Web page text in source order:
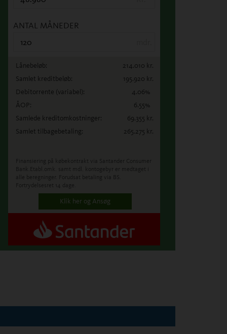
ANTAL MÅNEDER
Lånebeløb: 214.010 kr.
Samlet kreditbeløb:
195.920 kr.
Debitorrente (variabel): 4.06%
ÅOP:
6.55%
Samlede kreditomkostninger:
69.355 kr.
Samlet tilbagebetaling:
265.275 kr.
Finansiering på købekontrakt via Santander Consumer
Bank.
Etabl.omk. samt mdl. kontogebyr er medtaget i
alle beregninger. Forudsat betaling via BS.
Fortrydelsesret 14 dage.
Klik her og Ansøg